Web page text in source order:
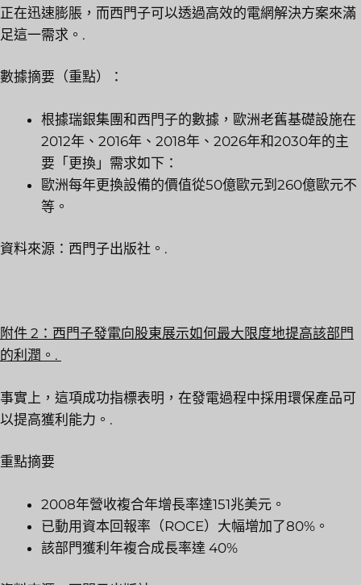
正在迅速膨脹，而西門子可以透過高效的電網解決方案來滿
足這一需求。.
數據摘要（重點）：
根據瑞銀集團和西門子的數據，歐洲老舊基礎設施在
2012年、2016年、2018年、2026年和2030年的主
要「更換」需求如下：
歐洲每年更換設備的價值從50億歐元到260億歐元不
等。
資料來源：西門子出版社。.
附件 2：西門子發電向股東展示如何最大限度地提高該部門
的利潤。.
事實上，這項成功指標表明，在發電過程中採用環保產品可
以提高獲利能力。.
重點摘要
2008年營收複合年增長率達151兆美元。
已動用資本回報率（ROCE）大幅增加了80%。
該部門獲利年複合成長率達 40%